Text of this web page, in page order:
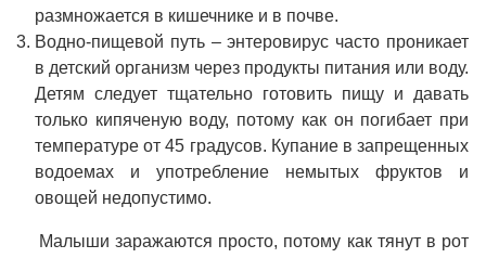
размножается в кишечнике и в почве.
Водно-пищевой путь – энтеровирус часто проникает
в детский организм через продукты питания или воду.
Детям следует тщательно готовить пищу и давать
только кипяченую воду, потому как он погибает при
температуре от 45 градусов. Купание в запрещенных
водоемах и употребление немытых фруктов и
овощей недопустимо.
Малыши заражаются просто, потому как тянут в рот